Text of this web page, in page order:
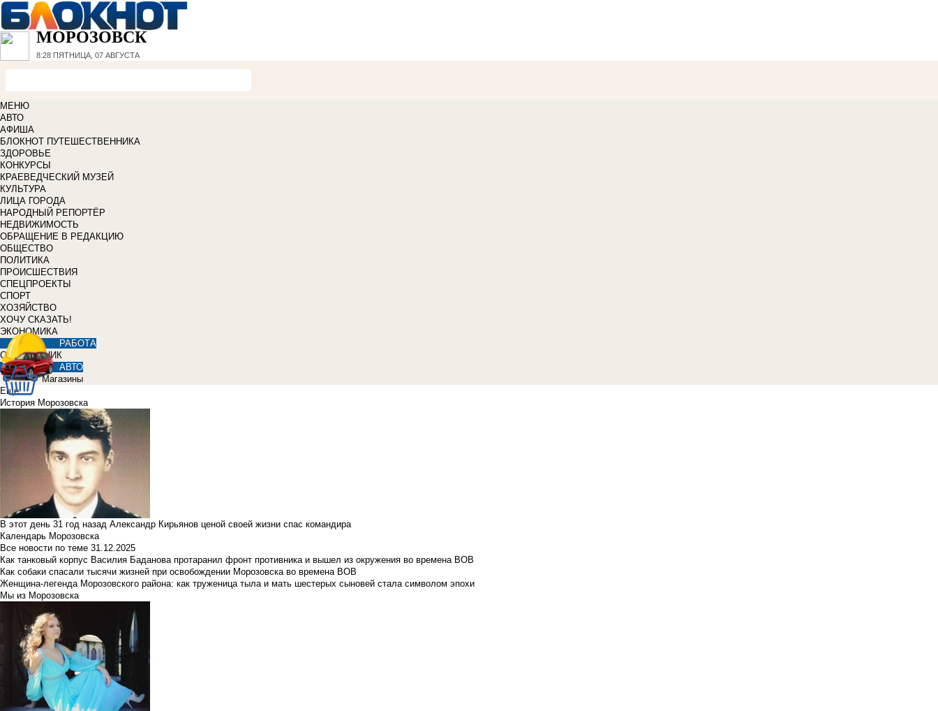
МОРОЗОВСК
8:28 ПЯТНИЦА, 07 АВГУСТА
МЕНЮ
АВТО
АФИША
БЛОКНОТ ПУТЕШЕСТВЕННИКА
ЗДОРОВЬЕ
КОНКУРСЫ
КРАЕВЕДЧЕСКИЙ МУЗЕЙ
КУЛЬТУРА
ЛИЦА ГОРОДА
НАРОДНЫЙ РЕПОРТЁР
НЕДВИЖИМОСТЬ
ОБРАЩЕНИЕ В РЕДАКЦИЮ
ОБЩЕСТВО
ПОЛИТИКА
ПРОИСШЕСТВИЯ
СПЕЦПРОЕКТЫ
СПОРТ
ХОЗЯЙСТВО
ХОЧУ СКАЗАТЬ!
ЭКОНОМИКА
РАБОТА
СПРАВОЧНИК
АВТО
Магазины
Еще
История Морозовска
В этот день 31 год назад Александр Кирьянов ценой своей жизни спас командира
Календарь Морозовска
Все новости по теме 31.12.2025
Как танковый корпус Василия Баданова протаранил фронт противника и вышел из окружения во времена ВОВ
Как собаки спасали тысячи жизней при освобождении Морозовска во времена ВОВ
Женщина-легенда Морозовского района: как труженица тыла и мать шестерых сыновей стала символом эпохи
Мы из Морозовска